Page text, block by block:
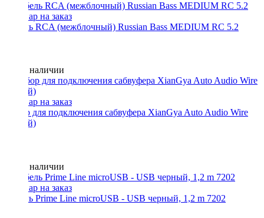
Кабель RCA (межблочный) Russian Bass MEDIUM RC 5.2
Нет в наличии
Набор для подключения сабвуфера XianGya Auto Audio Wire
(Китай)
Нет в наличии
Кабель Prime Line microUSB - USB черный, 1,2 m 7202